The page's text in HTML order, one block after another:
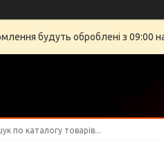
будуть оброблені з 09:00